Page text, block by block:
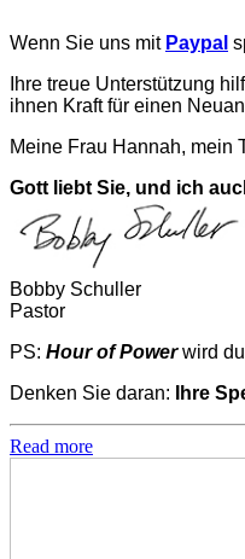
Wenn Sie uns mit Paypal
Ihre treue Unterstützung
ihnen Kraft für einen
Meine Frau Hannah, mein
Gott liebt Sie, und ich
Bobby Schuller
Pastor
PS: Hour of Powerwird
Denken Sie daran:
Ihre
Read more